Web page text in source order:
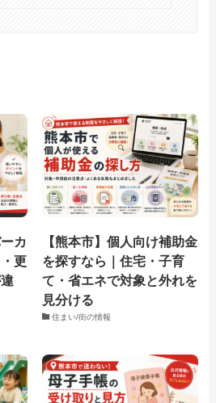
カ
更
【熊本市】個人向け補助金
を探すなら｜住宅・子育
て・省エネで対象と外れを
見分ける
住まい/街の情報